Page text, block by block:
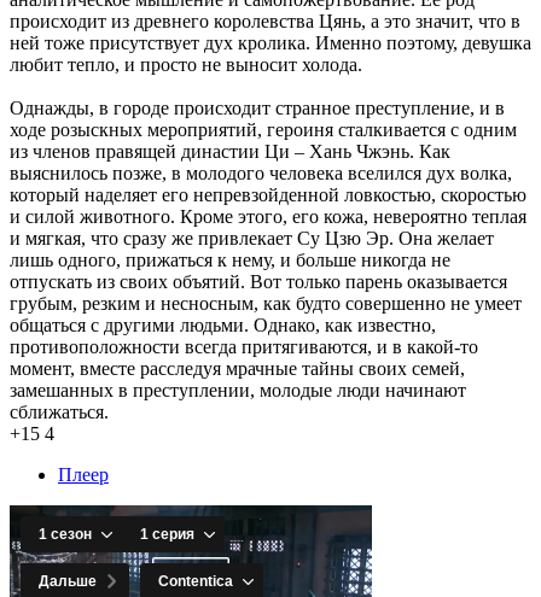
происходит из древнего королевства Цянь, а это значит, что в
ней тоже присутствует дух кролика. Именно поэтому, девушка
любит тепло, и просто не выносит холода.
Однажды, в городе происходит странное преступление, и в
ходе розыскных мероприятий, героиня сталкивается с одним
из членов правящей династии Ци – Хань Чжэнь. Как
выяснилось позже, в молодого человека вселился дух волка,
который наделяет его непревзойденной ловкостью, скоростью
и силой животного. Кроме этого, его кожа, невероятно теплая
и мягкая, что сразу же привлекает Су Цзю Эр. Она желает
лишь одного, прижаться к нему, и больше никогда не
отпускать из своих объятий. Вот только парень оказывается
грубым, резким и несносным, как будто совершенно не умеет
общаться с другими людьми. Однако, как известно,
противоположности всегда притягиваются, и в какой-то
момент, вместе расследуя мрачные тайны своих семей,
замешанных в преступлении, молодые люди начинают
сближаться.
+15 4
Плеер